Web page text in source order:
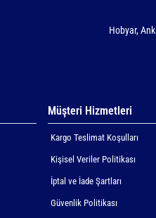
Hobyar,
Müşteri Hizmetleri
Kargo Teslimat Koşulları
Kişisel Veriler Politikası
İptal ve İade Şartları
Güvenlik Politikası